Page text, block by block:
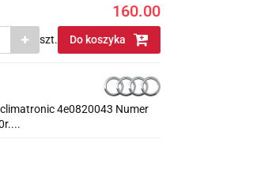
160.00
szt. Do koszyka
4e0820043 Numer